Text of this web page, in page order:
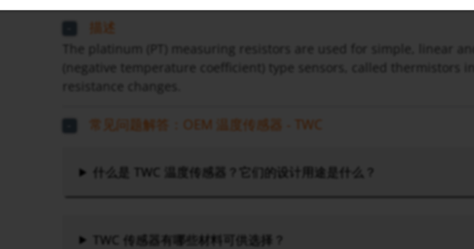
描述
The platinum (PT) measuring resistors are used for simple, linear
(negative temperature coefficient) type sensors, called
resistance changes.
常见问题解答：OEM 温度传感器 - TWC
什么是 TWC 温度传感器？它们的设计用途是什么？
TWC 传感器有哪些材料可供选择？